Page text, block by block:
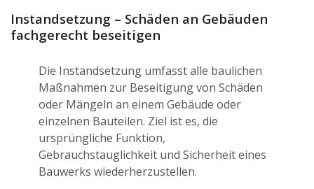
Instandsetzung – Schäden an Gebäuden
fachgerecht beseitigen
Die Instandsetzung umfasst alle baulichen
Maßnahmen zur Beseitigung von Schäden
oder Mängeln an einem Gebäude oder
einzelnen Bauteilen. Ziel ist es, die
ursprüngliche Funktion,
Gebrauchstauglichkeit und Sicherheit eines
Bauwerks wiederherzustellen.